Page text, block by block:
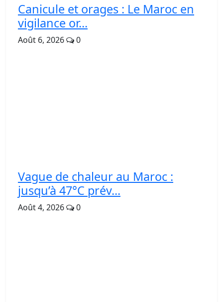
Canicule et orages : Le Maroc en
vigilance or...
Août 6, 2026 0
Vague de chaleur au Maroc :
jusqu’à 47°C prév...
Août 4, 2026 0